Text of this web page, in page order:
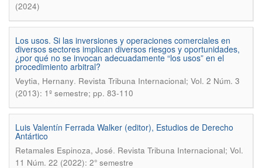
(2024)
Los usos. Si las inversiones y operaciones comerciales en
diversos sectores implican diversos riesgos y oportunidades,
¿por qué no se invocan adecuadamente “los usos” en el
procedimiento arbitral?
Veytia, Hernany. Revista Tribuna Internacional; Vol. 2 Núm. 3
(2013): 1º semestre; pp. 83-110
Luis Valentín Ferrada Walker (editor), Estudios de Derecho
Antártico
Retamales Espinoza, José. Revista Tribuna Internacional; Vol.
11 Núm. 22 (2022): 2° semestre